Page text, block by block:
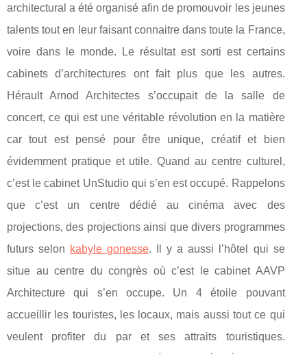
architectural a été organisé afin de promouvoir les jeunes
talents tout en leur faisant connaitre dans toute la France,
voire dans le monde. Le résultat est sorti est certains
cabinets d’architectures ont fait plus que les autres.
Hérault Arnod Architectes s’occupait de la salle de
concert, ce qui est une véritable révolution en la matière
car tout est pensé pour être unique, créatif et bien
évidemment pratique et utile. Quand au centre culturel,
c’est le cabinet UnStudio qui s’en est occupé. Rappelons
que c’est un centre dédié au cinéma avec des
projections, des projections ainsi que divers programmes
futurs selon kabyle gonesse. Il y a aussi l’hôtel qui se
situe au centre du congrès où c’est le cabinet AAVP
Architecture qui s’en occupe. Un 4 étoile pouvant
accueillir les touristes, les locaux, mais aussi tout ce qui
veulent profiter du par et ses attraits touristiques.